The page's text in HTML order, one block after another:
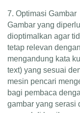
7. Optimasi Gambar
Gambar yang
dioptimalkan agar
tetap relevan
mengandung kata
text) yang sesuai
mesin pencari
bagi pembaca
gambar yang serasi